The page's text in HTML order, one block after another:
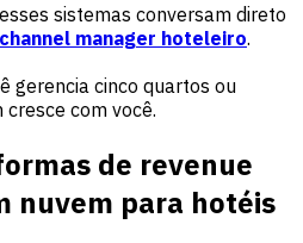
esses sistemas conversam direto
channel manager hoteleiro.
gerencia cinco quartos ou
cresce com você.
de revenue
nuvem para hotéis